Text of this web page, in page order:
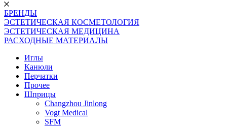
БРЕНДЫ
ЭСТЕТИЧЕСКАЯ КОСМЕТОЛОГИЯ
ЭСТЕТИЧЕСКАЯ МЕДИЦИНА
РАСХОДНЫЕ МАТЕРИАЛЫ
Иглы
Канюли
Перчатки
Прочее
Шприцы
Changzhou Jinlong
Vogt Medical
SFM